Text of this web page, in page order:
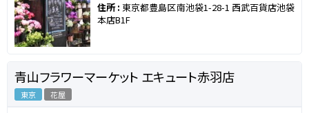
住所 : 東京都豊島区南池袋1-28-1 西武百貨店池袋
本店B1F
青山フラワーマーケット エキュート赤羽店
東京 花屋